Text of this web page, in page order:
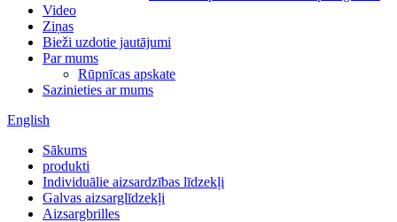
Video
Ziņas
Bieži uzdotie jautājumi
Par mums
Rūpnīcas apskate
Sazinieties ar mums
English
Sākums
produkti
Individuālie aizsardzības līdzekļi
Galvas aizsarglīdzekļi
Aizsargbrilles